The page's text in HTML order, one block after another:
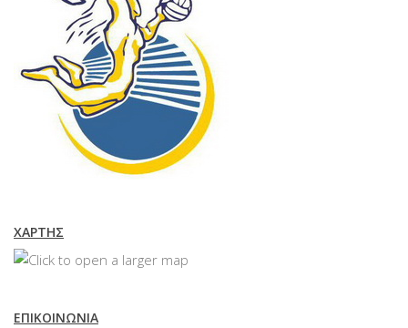
ΧΆΡΤΗΣ
ΕΠΙΚΟΙΝΩΝΊΑ